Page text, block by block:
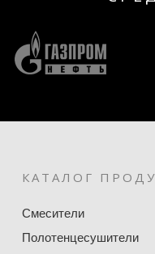
КАТАЛОГ
Смесители
Полотенцесушители